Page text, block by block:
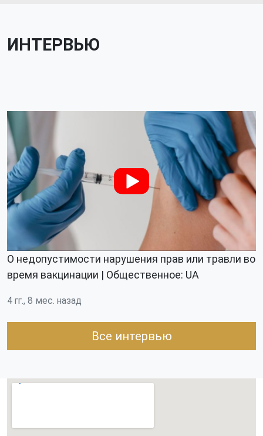
ИНТЕРВЬЮ
О недопустимости нарушения прав или травли во
время вакцинации | Общественное: UA
4 гг., 8 мес. назад
Все интервью